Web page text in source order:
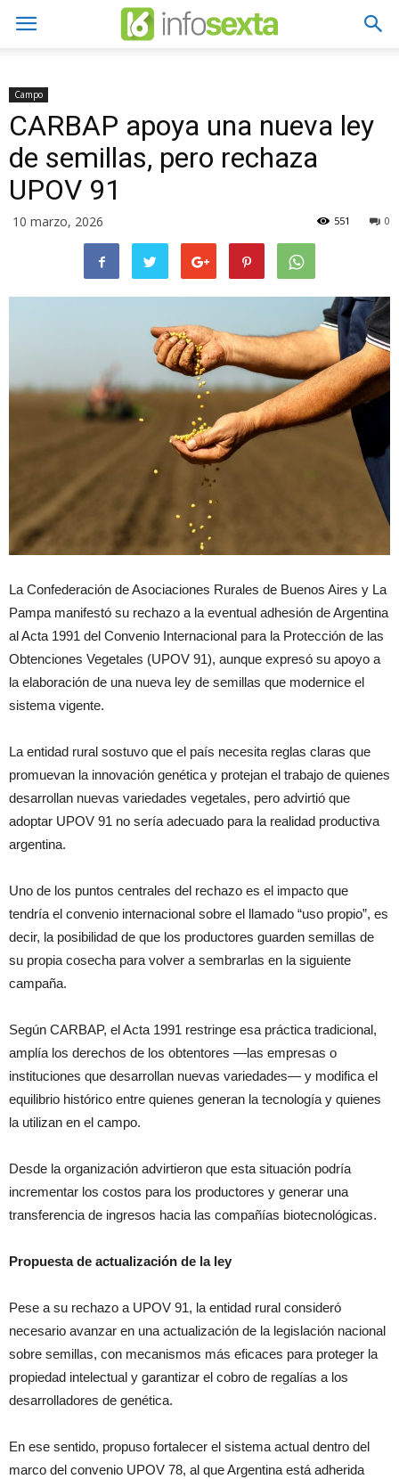
Campo
CARBAP apoya una nueva ley
de semillas, pero rechaza
UPOV 91
10 marzo, 2026 0
551
La Confederación de Asociaciones Rurales de Buenos Aires y La
Pampa manifestó su rechazo a la eventual adhesión de Argentina
al Acta 1991 del Convenio Internacional para la Protección de las
Obtenciones Vegetales (UPOV 91), aunque expresó su apoyo a
la elaboración de una nueva ley de semillas que modernice el
sistema vigente.
La entidad rural sostuvo que el país necesita reglas claras que
promuevan la innovación genética y protejan el trabajo de quienes
desarrollan nuevas variedades vegetales, pero advirtió que
adoptar UPOV 91 no sería adecuado para la realidad productiva
argentina.
Uno de los puntos centrales del rechazo es el impacto que
tendría el convenio internacional sobre el llamado “uso propio”, es
decir, la posibilidad de que los productores guarden semillas de
su propia cosecha para volver a sembrarlas en la siguiente
campaña.
Según CARBAP, el Acta 1991 restringe esa práctica tradicional,
amplía los derechos de los obtentores —las empresas o
instituciones que desarrollan nuevas variedades— y modifica el
equilibrio histórico entre quienes generan la tecnología y quienes
la utilizan en el campo.
Desde la organización advirtieron que esta situación podría
incrementar los costos para los productores y generar una
transferencia de ingresos hacia las compañías biotecnológicas.
Propuesta de actualización de la ley
Pese a su rechazo a UPOV 91, la entidad rural consideró
necesario avanzar en una actualización de la legislación nacional
sobre semillas, con mecanismos más eficaces para proteger la
propiedad intelectual y garantizar el cobro de regalías a los
desarrolladores de genética.
En ese sentido, propuso fortalecer el sistema actual dentro del
marco del convenio UPOV 78, al que Argentina está adherida